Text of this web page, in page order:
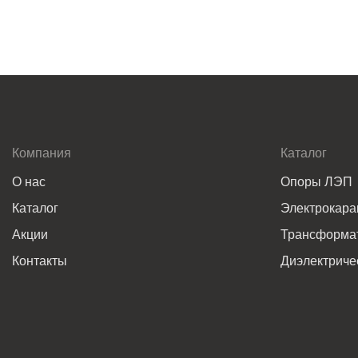
Компания
О нас
Каталог
Акции
Контакты
Каталог
Опоры ЛЭП